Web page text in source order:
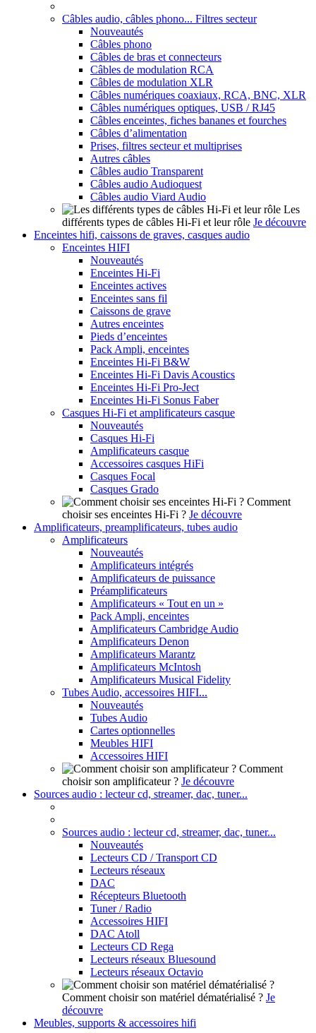
Câbles audio, câbles phono... Filtres secteur
Nouveautés
Câbles phono
Câbles de bras et connecteurs
Câbles de modulation RCA
Câbles de modulation XLR
Câbles numériques coaxiaux, RCA, BNC, XLR
Câbles numériques optiques, USB / RJ45
Câbles enceintes, fiches bananes et fourches
Câbles d’alimentation
Prises, filtres secteur et multiprises
Autres câbles
Câbles audio Transparent
Câbles audio Audioquest
Câbles audio Viard Audio
Les
différents types de câbles Hi-Fi et leur rôle Je découvre
Enceintes hifi, caissons de graves, casques audio
Enceintes HIFI
Nouveautés
Enceintes Hi-Fi
Enceintes actives
Enceintes sans fil
Caissons de grave
Autres enceintes
Pieds d’enceintes
Pack Ampli, enceintes
Enceintes Hi-Fi B&W
Enceintes Hi-Fi Davis Acoustics
Enceintes Hi-Fi Pro-Ject
Enceintes Hi-Fi Sonus Faber
Casques Hi-Fi et amplificateurs casque
Nouveautés
Casques Hi-Fi
Amplificateurs casque
Accessoires casques HiFi
Casques Focal
Casques Grado
Comment
choisir ses enceintes Hi-Fi ? Je découvre
Amplificateurs, preamplificateurs, tubes audio
Amplificateurs
Nouveautés
Amplificateurs intégrés
Amplificateurs de puissance
Préamplificateurs
Amplificateurs « Tout en un »
Pack Ampli, enceintes
Amplificateurs Cambridge Audio
Amplificateurs Denon
Amplificateurs Marantz
Amplificateurs McIntosh
Amplificateurs Musical Fidelity
Tubes Audio, accessoires HIFI...
Nouveautés
Tubes Audio
Cartes optionnelles
Meubles HIFI
Accessoires HIFI
Comment
choisir son amplificateur ? Je découvre
Sources audio : lecteur cd, streamer, dac, tuner...
Sources audio : lecteur cd, streamer, dac, tuner...
Nouveautés
Lecteurs CD / Transport CD
Lecteurs réseaux
DAC
Récepteurs Bluetooth
Tuner / Radio
Accessoires HIFI
DAC Atoll
Lecteurs CD Rega
Lecteurs réseaux Bluesound
Lecteurs réseaux Octavio
Comment choisir son matériel dématérialisé ? Je
découvre
Meubles, supports & accessoires hifi